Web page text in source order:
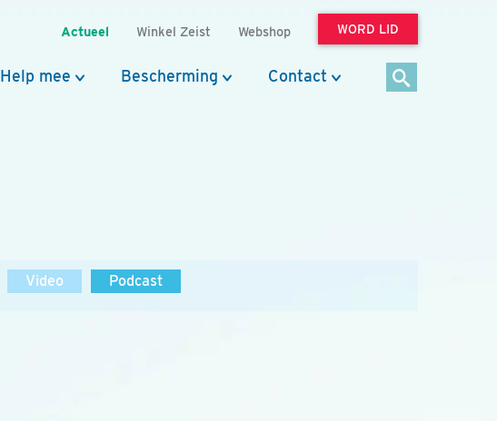
Actueel Winkel Zeist Webshop WORD LID
Help mee Bescherming Contact
Video Podcast